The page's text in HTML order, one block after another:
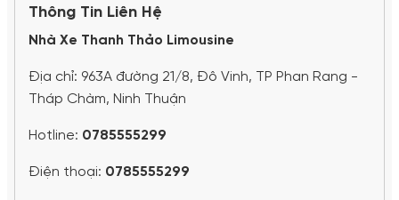
Thông Tin Liên Hệ
Nhà Xe Thanh Thảo Limousine
Địa chỉ: 963A đường 21/8, Đô Vinh, TP Phan Rang -
Tháp Chàm, Ninh Thuận
Hotline: 0785555299
Điện thoại: 0785555299